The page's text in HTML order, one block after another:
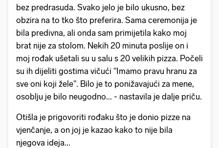
bez predrasuda. Svako jelo je bilo ukusno, bez
obzira na to tko što preferira. Sama ceremonija je
bila predivna, ali onda sam primijetila kako moj
brat nije za stolom. Nekih 20 minuta poslije on i
moj rođak ušetali su u salu s 20 velikih pizza. Počeli
su ih dijeliti gostima vičući "Imamo pravu hranu za
sve oni koji žele". Bilo je to ponižavajući za mene,
osoblju je bilo neugodno... - nastavila je dalje priču.
Otišla je prigovoriti rođaku što je donio pizze na
vjenčanje, a on joj je kazao kako to nije bila
njegova ideja...